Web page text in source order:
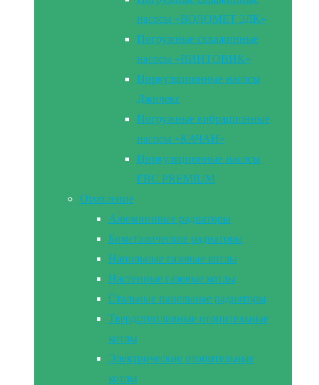
насосы «ВОДОМЕТ 3ДК»
Погружные скважинные
насосы «ВИНТОВИК»
Циркуляционные насосы
Джилекс
Погружные вибрационные
насосы «КАЧАН»
Циркуляционные насосы
ГВС PREMIUM
Отопление
Алюминивые радиаторы
Биметалические радиаторы
Напольные газовые котлы
Настенные газовые котлы
Стальные панельные радиаторы
Твердотопливные отопительные
котлы
Электрические отопительные
котлы